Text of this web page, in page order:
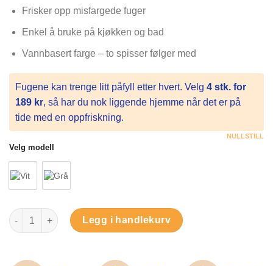
kundevurderinger
Frisker opp misfargede fuger
Enkel å bruke på kjøkken og bad
Vannbasert farge – to spisser følger med
Fugene kan trenge litt påfyll etter hvert. Velg 4 stk. for
189 kr, så har du nok liggende hjemme når det er på
tide med en oppfriskning.
Velg modell
NULLSTILL
Fugepenn – frisk opp fugene antall
Legg i handlekurv